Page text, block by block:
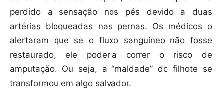
perdido a sensação nos pés devido a duas
artérias bloqueadas nas pernas. Os médicos o
alertaram que se o fluxo sanguíneo não fosse
restaurado, ele poderia correr o risco de
amputação. Ou seja, a “maldade” do filhote se
transformou em algo salvador.